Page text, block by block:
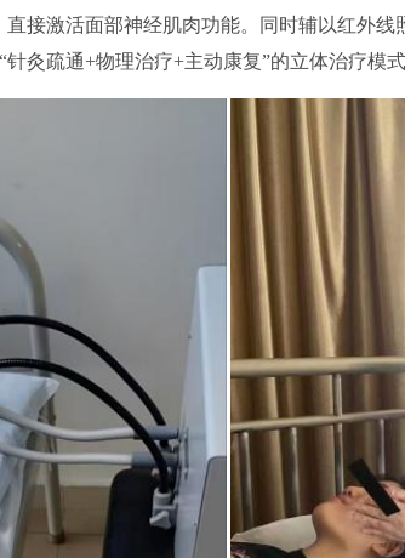
接激活面部神经肌肉功能。同时辅以红外
灸疏通+物理治疗+主动康复”的立体治疗模式